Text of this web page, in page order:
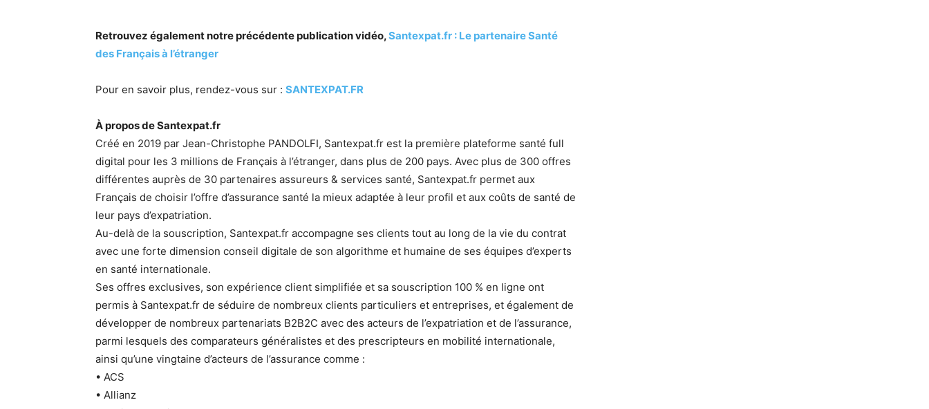
Retrouvez également notre précédente publication vidéo,Santexpat.fr : Le partenaire Santé
des Français à l’étranger
Pour en savoir plus, rendez-vous sur : SANTEXPAT.FR
À propos de Santexpat.fr
Créé en 2019 par Jean-Christophe PANDOLFI, Santexpat.fr est la première plateforme santé full
digital pour les 3 millions de Français à l’étranger, dans plus de 200 pays. Avec plus de 300 offres
différentes auprès de 30 partenaires assureurs & services santé, Santexpat.fr permet aux
Français de choisir l’offre d’assurance santé la mieux adaptée à leur profil et aux coûts de santé de
leur pays d’expatriation.
Au-delà de la souscription, Santexpat.fr accompagne ses clients tout au long de la vie du contrat
avec une forte dimension conseil digitale de son algorithme et humaine de ses équipes d’experts
en santé internationale.
Ses offres exclusives, son expérience client simplifiée et sa souscription 100 % en ligne ont
permis à Santexpat.fr de séduire de nombreux clients particuliers et entreprises, et également de
développer de nombreux partenariats B2B2C avec des acteurs de l’expatriation et de l’assurance,
parmi lesquels des comparateurs généralistes et des prescripteurs en mobilité internationale,
ainsi qu’une vingtaine d’acteurs de l’assurance comme :
• ACS
• Allianz